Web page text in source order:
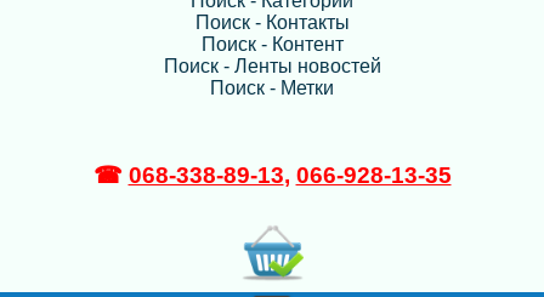
Поиск - Контакты
Поиск - Контент
Поиск - Ленты новостей
Поиск - Метки
☎ 068-338-89-13, 066-928-13-35